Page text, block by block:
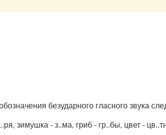
безударного гласного звука
зимушка - з..ма‚ гриб - гр..бы‚ цвет -